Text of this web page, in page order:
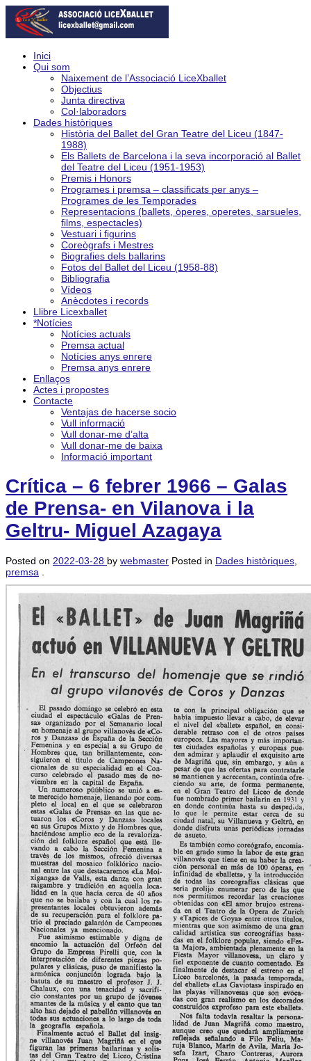
Inici
Qui som
Naixement de l’Associació LiceXballet
Objectius
Junta directiva
Col·laboradors
Dades històriques
Història del Ballet del Gran Teatre del Liceu (1847-
1988)
Els Ballets de Barcelona i la seva incorporació al Ballet
del Teatre del Liceu (1951-1953)
Premis i Honors
Programes i premsa – classificats per anys –
Programes de les Temporades
Representacions (ballets, òperes, operetes, sarsueles,
films, espectacles)
Vestuari i figurins
Coreògrafs i Mestres
Biografies dels ballarins
Fotos del Ballet del Liceu (1958-88)
Bibliografia
Vídeos
Anècdotes i records
Llibre Licexballet
*Notícies
Notícies actuals
Premsa actual
Notícies anys enrere
Premsa anys enrere
Enllaços
Actes i propostes
Contacte
Ventajas de hacerse socio
Vull informació
Vull donar-me d’alta
Vull donar-me de baixa
Informació important
Crítica – 6 febrer 1966 – Galas
de Prensa- en Vilanova i la
Geltru- Miguel Azagaya
Posted on 2022-03-28 by webmaster Posted in Dades històriques
premsa